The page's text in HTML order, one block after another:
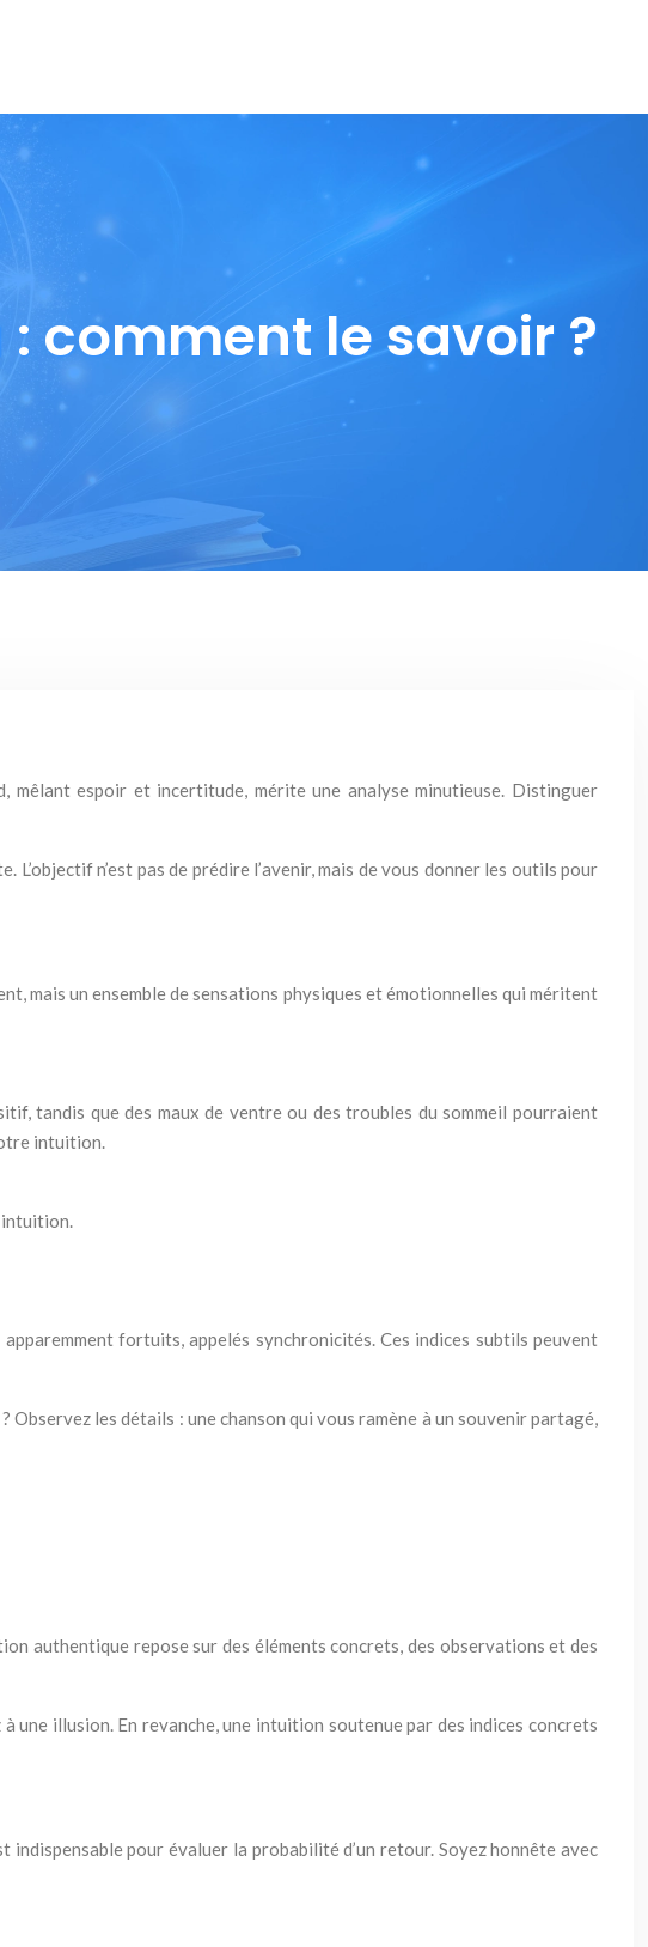
comment le savoir ?
espoir et incertitude, mérite une analyse minutieuse. Distinguer
n’est pas de prédire l’avenir, mais de vous donner les outils pour
mais un ensemble de sensations physiques et émotionnelles qui méritent
tandis que des maux de ventre ou des troubles du sommeil pourraient
intuition.
intuition.
fortuits, appelés synchronicités. Ces indices subtils peuvent
les détails : une chanson qui vous ramène à un souvenir partagé,
authentique repose sur des éléments concrets, des observations et des
une illusion. En revanche, une intuition soutenue par des indices concrets
pour évaluer la probabilité d’un retour. Soyez honnête avec